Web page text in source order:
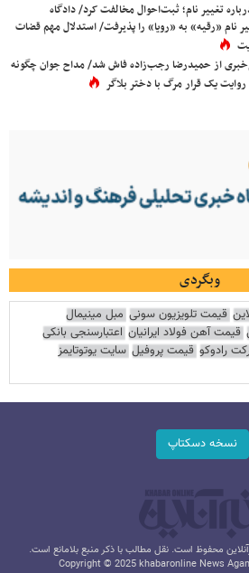
تغییر نام؛ ثبت‌احوال مخالفت کرد/ دادگاه
نام «رقیه» به «رویا» را پذیرفت/ استدلال مهم قضات
بی‌خبری از حمیدرضا رجب‌زاده فاش شد/ مداح جوان چگونه
یک قرار مرگ با دختر بلاگر
وبگردی
قیمت تلویزیون سونی مبل مینیمال
قیمت آهن فولاد ایرانیان اعتبارسنجی بانکی
رادوکو قیمت پروفیل سایت یوتوتایمز
نسخه دسکتاپ
محفوظ است. نقل مطالب با ذکر منبع بلامانع است.
Copyright © 2025 khabaronline News